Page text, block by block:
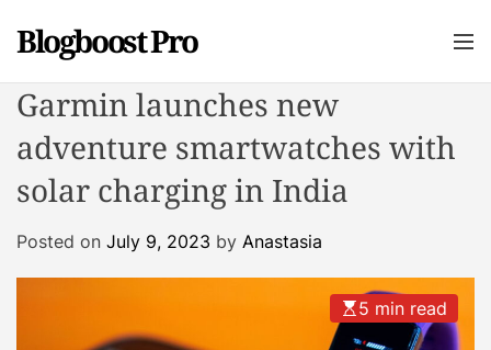
Blogboost Pro
M
n
Garmin launches new
adventure smartwatches with
solar charging in India
Posted on July 9, 2023 by Anastasia
5 min read